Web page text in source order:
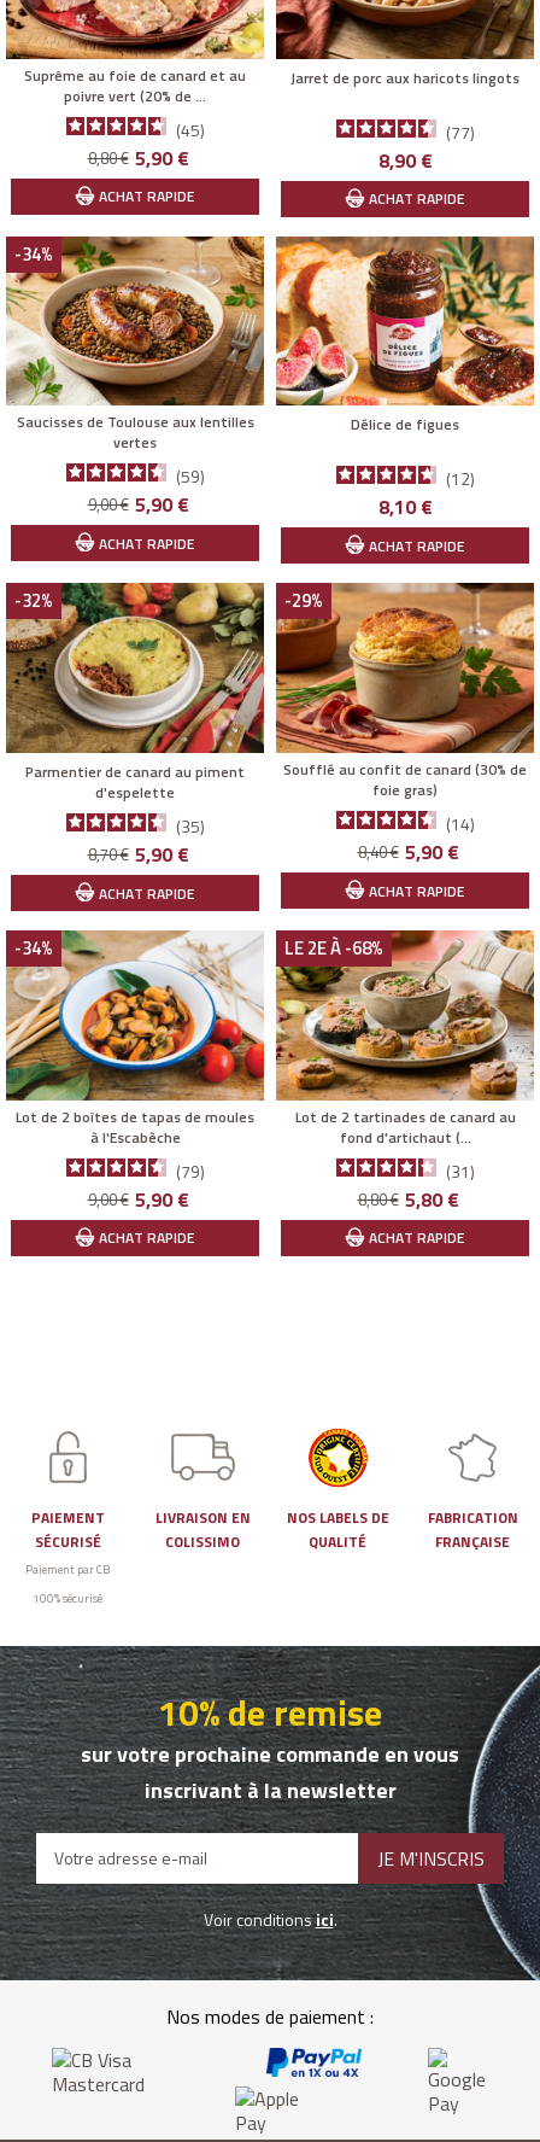
Suprême au foie de canard et au
poivre vert (20% de ...
45
Prix
de
base
8,80 € Prix
5,90 €
ACHAT RAPIDE
Jarret de porc aux haricots lingots
77
Prix
8,90 €
ACHAT RAPIDE
-34%
Saucisses de Toulouse aux lentilles
vertes
59
Prix
de
base
9,00 € Prix
5,90 €
ACHAT RAPIDE
Délice de figues
12
Prix
8,10 €
ACHAT RAPIDE
-32%
Parmentier de canard au piment
d'espelette
35
Prix
de
base
8,70 € Prix
5,90 €
ACHAT RAPIDE
-29%
Soufflé au confit de canard (30% de
foie gras)
14
Prix
de
base
8,40 € Prix
5,90 €
ACHAT RAPIDE
-34%
Lot de 2 boîtes de tapas de moules
à l'Escabèche
79
Prix
de
9,00 € Prix
5,90 €
ACHAT RAPIDE
LE 2E À -68%
Lot de 2 tartinades de canard au
fond d'artichaut (...
31
Prix
de
8,80 € Prix
5,80 €
ACHAT RAPIDE
PAIEMENT
SÉCURISÉ
Paiement par CB
100% sécurisé
LIVRAISON EN
COLISSIMO
NOS LABELS DE
QUALITÉ
FABRICATION
FRANÇAISE
10% de remise
sur votre prochaine commande en vous
inscrivant à la newsletter
Voir conditionsici.
Nos modes de paiement :